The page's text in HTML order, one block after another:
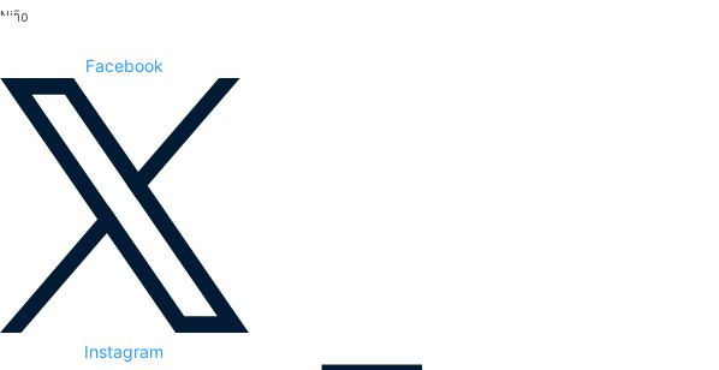
Niño
Facebook
Instagram